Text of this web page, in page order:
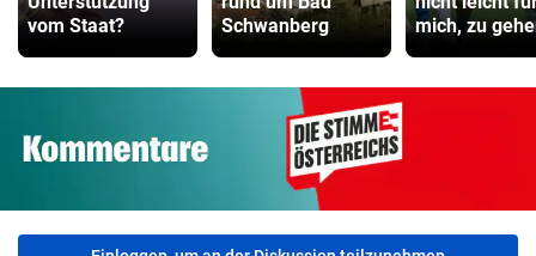
vom Staat?
Schwanberg
mich, zu